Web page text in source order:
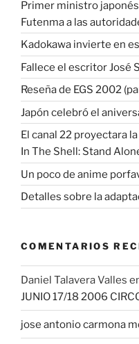
Primer ministro
Futenma a las
Kadokawa invierte en
Fallece el escritor José
Reseña de EGS 2002
Japón celebró el
El canal 22 proyectara
In The Shell: Stand
Un poco de anime
Detalles sobre la
COMENTARIOS
Daniel Talavera Valles
JUNIO 17/18 2006
jose antonio carmona